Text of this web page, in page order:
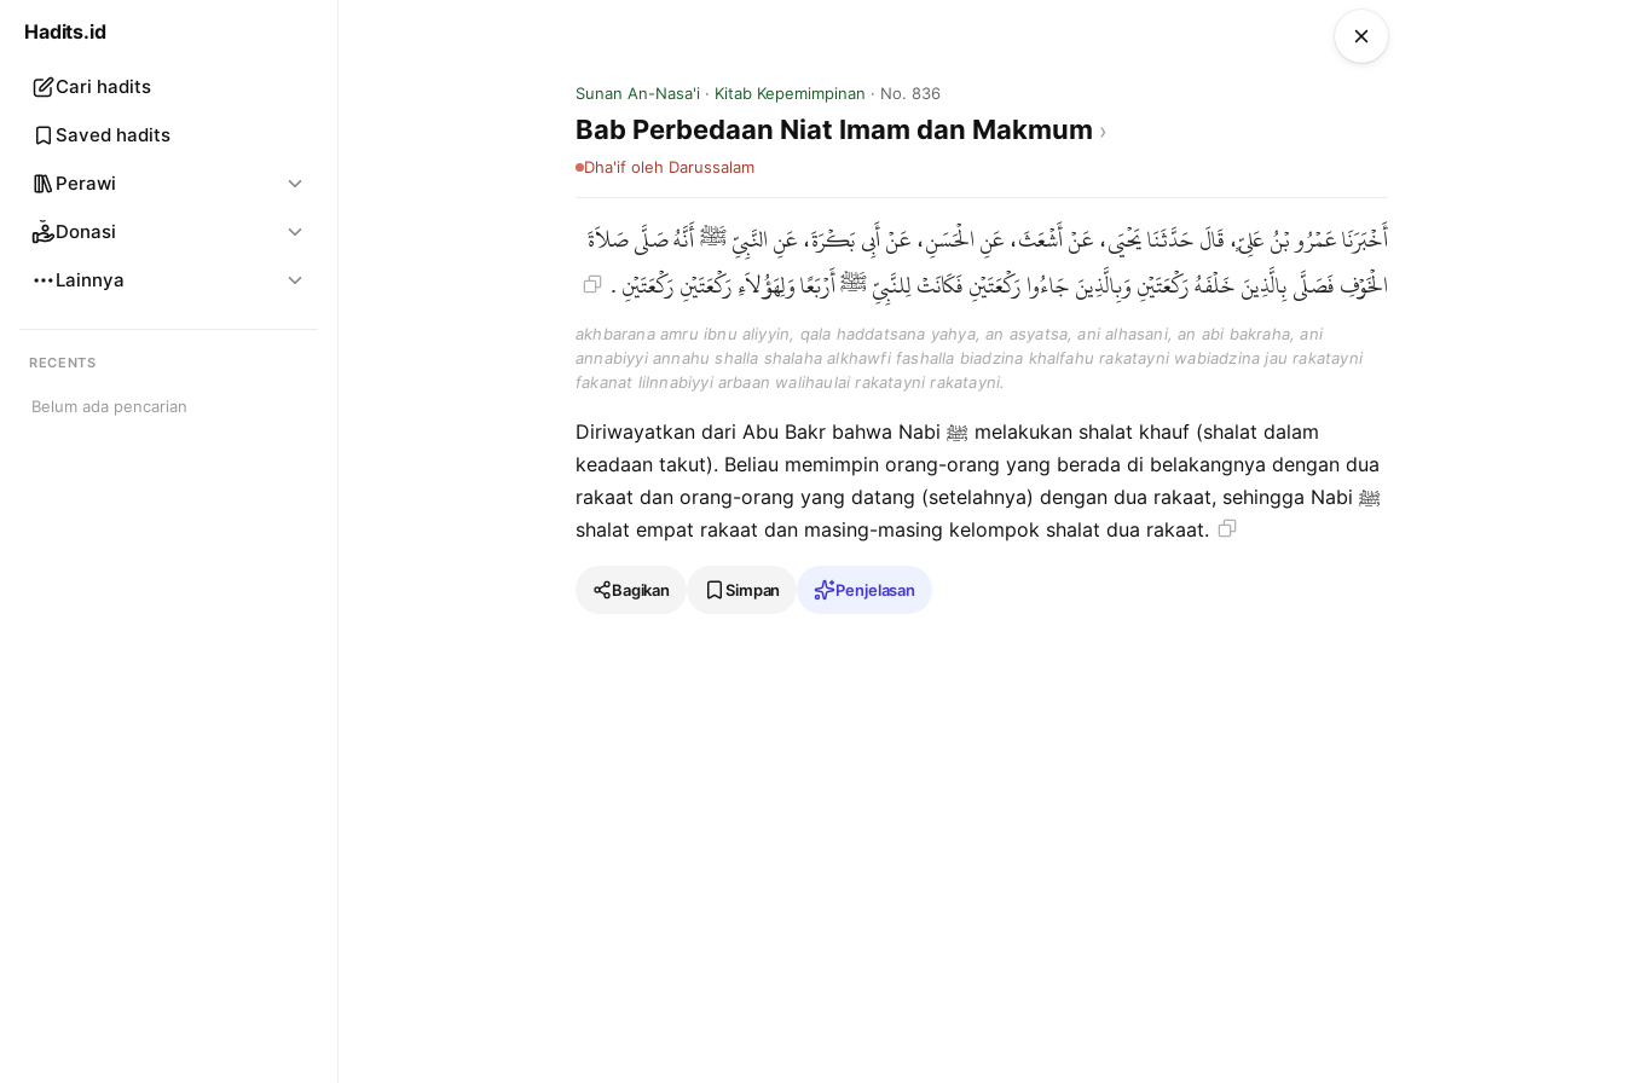
Hadits.id
Cari hadits
Saved hadits
Perawi
Donasi
Lainnya
RECENTS
Belum ada pencarian
Sunan An-Nasa'i · Kitab Kepemimpinan · No. 836
Bab Perbedaan Niat Imam dan Makmum
Dha'if oleh Darussalam
أَخْبَرَنَا عَمْرُو بْنُ عَلِيٍّ، قَالَ حَدَّثَنَا يَحْيَى، عَنْ أَشْعَثَ، عَنِ الْحَسَنِ، عَنْ أَبِي بَكْرَةَ، عَنِ النَّبِيِّ ﷺ أَنَّهُ صَلَّى صَلاَةَ
الْخَوْفِ فَصَلَّى بِالَّذِينَ خَلْفَهُ رَكْعَتَيْنِ وَبِالَّذِينَ جَاءُوا رَكْعَتَيْنِ فَكَانَتْ لِلنَّبِيِّ ﷺ أَرْبَعًا وَلِهَؤُلاَءِ رَكْعَتَيْنِ رَكْعَتَيْنِ .
akhbarana amru ibnu aliyyin, qala haddatsana yahya, an asyatsa, ani alhasani, an abi bakraha, ani
annabiyyi annahu shalla shalaha alkhawfi fashalla biadzina khalfahu rakatayni wabiadzina jau rakatayni
fakanat lilnnabiyyi arbaan walihaulai rakatayni rakatayni.
Diriwayatkan dari Abu Bakr bahwa Nabi ﷺ melakukan shalat khauf (shalat dalam
keadaan takut). Beliau memimpin orang-orang yang berada di belakangnya dengan dua
rakaat dan orang-orang yang datang (setelahnya) dengan dua rakaat, sehingga Nabi ﷺ
shalat empat rakaat dan masing-masing kelompok shalat dua rakaat.
Bagikan Simpan Penjelasan